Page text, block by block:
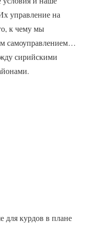
управление на
к чему мы
самоуправлением…
сирийскими
для курдов в плане